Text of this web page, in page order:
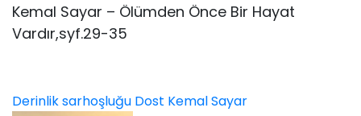
Kemal Sayar – Ölümden Önce Bir Hayat
Vardır,syf.29-35
Derinlik sarhoşluğu Dost Kemal Sayar